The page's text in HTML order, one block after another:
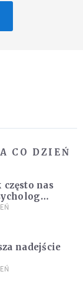
CO DZIEŃ
często nas
się presja
nadejście